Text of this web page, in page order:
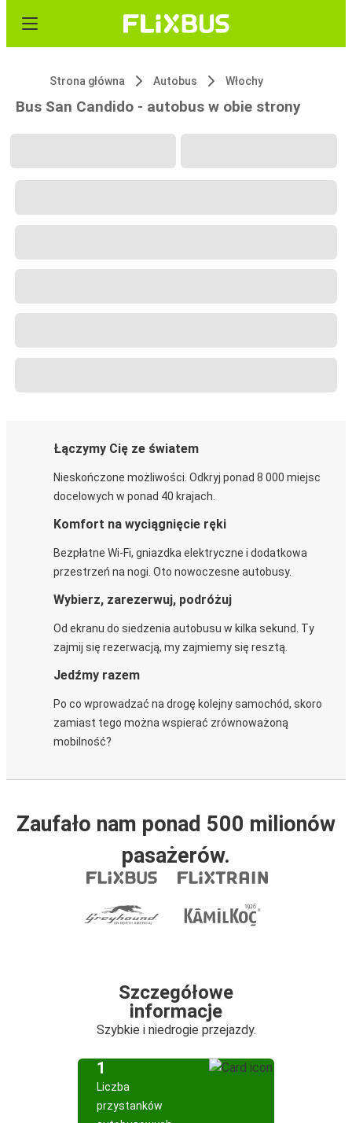
Strona główna Autobus Włochy
Bus San Candido - autobus w obie strony
Łączymy Cię ze światem
Nieskończone możliwości. Odkryj ponad 8 000 miejsc
docelowych w ponad 40 krajach.
Komfort na wyciągnięcie ręki
Bezpłatne Wi-Fi, gniazdka elektryczne i dodatkowa
przestrzeń na nogi. Oto nowoczesne autobusy.
Wybierz, zarezerwuj, podróżuj
Od ekranu do siedzenia autobusu w kilka sekund. Ty
zajmij się rezerwacją, my zajmiemy się resztą.
Jedźmy razem
Po co wprowadzać na drogę kolejny samochód, skoro
zamiast tego można wspierać zrównoważoną
mobilność?
Zaufało nam ponad 500 milionów
pasażerów.
Szczegółowe
informacje
Szybkie i niedrogie przejazdy.
1
Liczba
przystanków